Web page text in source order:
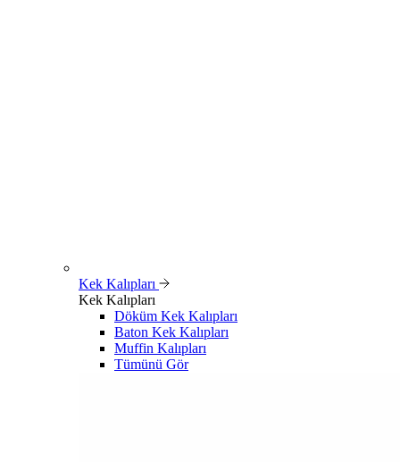
Kek Kalıpları
Kek Kalıpları
Döküm Kek Kalıpları
Baton Kek Kalıpları
Muffin Kalıpları
Tümünü Gör